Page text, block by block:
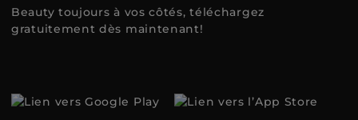
Beauty toujours à vos côtés, téléchargez
gratuitement dès maintenant!